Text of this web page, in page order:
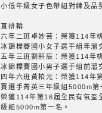
小低年級女子色帶組對練及品
直排輪
六年二班卓妙芸：榮獲114年
冰錦標賽國小女子選手組年溜
五年三班劉軒辰：榮獲114年
冰錦標賽國小男子選手組前溜
四年六班黃柏元：榮獲114年
賽選手菁英三年級組5000m
榮獲114年第16屆全民有氧盃
級組5000m第一名。